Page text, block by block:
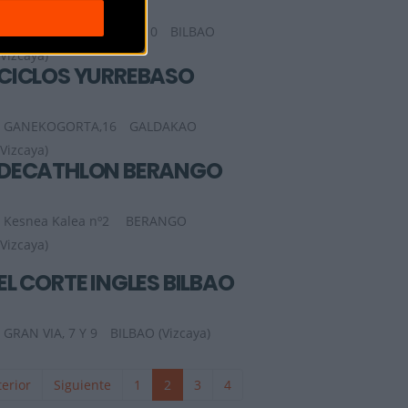
CASERIO LANDABURU, 10
BILBAO
YURREBASO
GANEKOGORTA,16
GALDAKAO
BERANGO
Kesnea Kalea nº2
BERANGO
CORTE INGLES BILBAO
GRAN VIA, 7 Y 9 BILBAO (Vizcaya)
Siguiente 1 2 3 4